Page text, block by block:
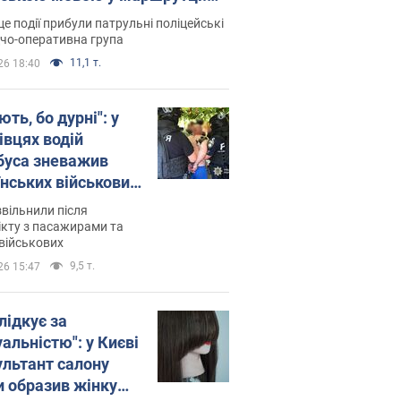
склала адмінпротокол.
події прибули патрульні поліцейські
оперативна група
18:40 11,1 т.
бо дурні": у
водій
зневажив
військових
Відео
після
з пасажирами та
15:47 9,5 т.
за
у Києві
салону
образив жінку